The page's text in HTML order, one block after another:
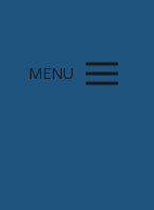
MENU